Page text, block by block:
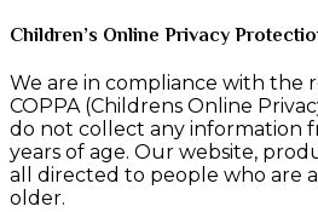
Children’s Online Privacy
We are in compliance with the
COPPA (Childrens Online
do not collect any information
years of age. Our website,
all directed to people who are
older.